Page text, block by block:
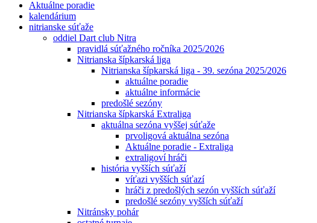
Aktuálne poradie
kalendárium
nitrianske súťaže
oddiel Dart club Nitra
pravidlá súťažného ročníka 2025/2026
Nitrianska šípkarská liga
Nitrianska šípkarská liga - 39. sezóna 2025/2026
aktuálne poradie
aktuálne informácie
predošlé sezóny
Nitrianska šípkarská Extraliga
aktuálna sezóna vyššej súťaže
prvoligová aktuálna sezóna
Aktuálne poradie - Extraliga
extraligoví hráči
história vyšších súťaží
víťazi vyšších súťazí
hráči z predošlých sezón vyšších súťaží
predošlé sezóny vyšších súťaží
Nitránsky pohár